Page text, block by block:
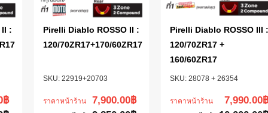
:
฿
22919+20703
Pirelli Diablo ROSSO II :
120/70ZR17+170/60ZR17
ราคาหน้าร้าน 7,900.00฿
28078 + 26354
Pirelli Diablo ROSSO III :
120/70ZR17 +
160/60ZR17
ราคาหน้าร้าน 7,990.00฿